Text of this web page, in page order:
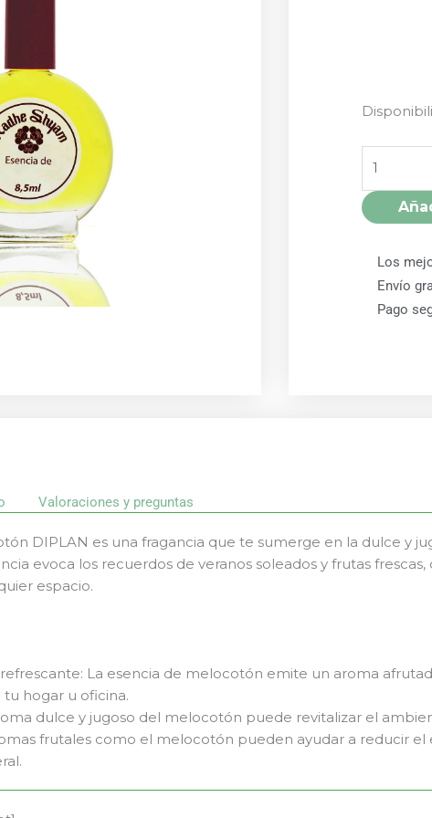
ESENCIA
SHYAM
cantidad
Los
Envío
Pago
Valoraciones y preguntas
DIPLAN es una fragancia que te sumerge en la dulce y
evoca los recuerdos de veranos soleados y frutas
espacio.
La esencia de melocotón emite un aroma
hogar u oficina.
dulce y jugoso del melocotón puede revitalizar el
frutales como el melocotón pueden ayudar a reducir el